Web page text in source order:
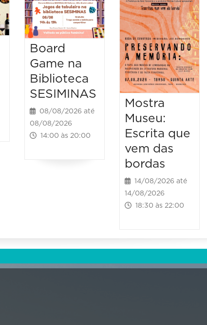
Board
Game na
Biblioteca
SESIMINAS
08/08/2026 até
08/08/2026
14:00 às 20:00
Mostra
Museu:
Escrita que
vem das
bordas
14/08/2026 até
14/08/2026
18:30 às 22:00